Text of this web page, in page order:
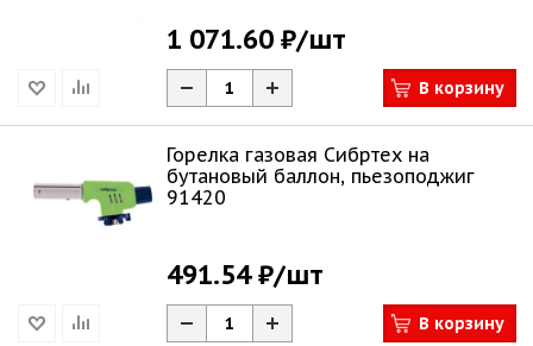
1 071.60 ₽/шт
В корзину
Горелка газовая Сибртех на
бутановый баллон, пьезоподжиг
91420
491.54 ₽/шт
В корзину